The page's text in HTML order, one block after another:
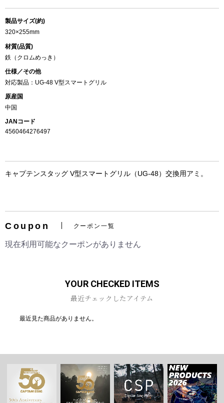
お買い物を続ける カートへ進む
製品サイズ(約)
320×255mm
材質(品質)
鉄（クロムめっき）
仕様／その他
対応製品：UG-48 V型スマートグリル
原産国
中国
JANコード
4560464276497
キャプテンスタッグ V型スマートグリル（UG-48）交換用アミ。
Coupon クーポン一覧
現在利用可能なクーポンがありません
YOUR CHECKED ITEMS
最近チェックしたアイテム
最近見た商品がありません。